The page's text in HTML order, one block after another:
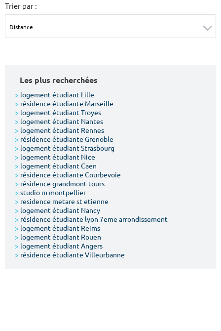
€ €
Surface min Surface max
Type de location
Votre date d'entrée
Chercher
Trier par :
Les plus recherchées
> logement étudiant Lille
> résidence étudiante Marseille
> logement étudiant Troyes
> logement étudiant Nantes
> logement étudiant Rennes
> résidence étudiante Grenoble
> logement étudiant Strasbourg
> logement étudiant Nice
> logement étudiant Caen
> résidence étudiante Courbevoie
> résidence grandmont tours
> studio m montpellier
> residence metare st etienne
> logement étudiant Nancy
> résidence étudiante lyon 7eme arrondissement
> logement étudiant Reims
> logement étudiant Rouen
> logement étudiant Angers
> résidence étudiante Villeurbanne